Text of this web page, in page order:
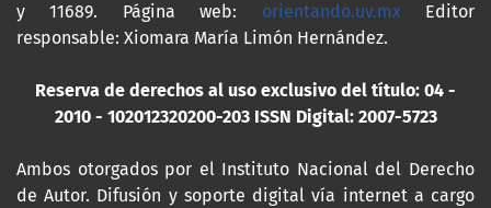
y 11689. Página web: orientando.uv.mxEditor
responsable: Xiomara María Limón Hernández.
Reserva de derechos al uso exclusivo del título: 04 -
2010 - 102012320200-203 ISSN Digital: 2007-5723
Ambos otorgados por el Instituto Nacional del Derecho
de Autor. Difusión y soporte digital vía internet a cargo